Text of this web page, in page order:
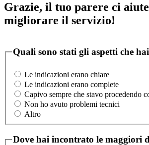
Grazie, il tuo parere ci
migliorare il servizio!
Quali sono stati gli aspetti che
Le indicazioni erano chiare
Le indicazioni erano complete
Capivo sempre che stavo procedendo
Non ho avuto problemi tecnici
Altro
Dove hai incontrato le maggiori